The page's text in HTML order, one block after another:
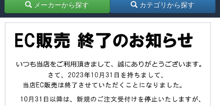
メーカーから探す カテゴリから探す